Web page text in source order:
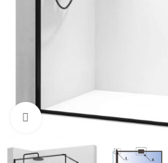
Click pentru a mari